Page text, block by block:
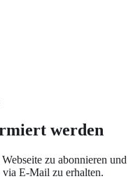
werden
zu abonnieren und
E-Mail zu erhalten.